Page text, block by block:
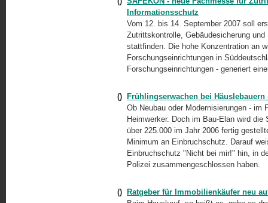
Informationsschutz
Vom 12. bis 14. September 2007 soll
Zutrittskontrolle, Gebäudesicherung
stattfinden. Die hohe Konzentration an
Forschungseinrichtungen in
Forschungseinrichtungen - generiert
()
Frühlingserwachen bei
Ob Neubau oder Modernisierungen - im
Heimwerker. Doch im Bau-Elan wird
über 225.000 im Jahr 2006 fertig
Minimum an Einbruchschutz. Darauf
Einbruchschutz "Nicht bei mir!" hin, in
Polizei zusammengeschlossen haben.
()
Ratgeber für Immobilienkäufer neu